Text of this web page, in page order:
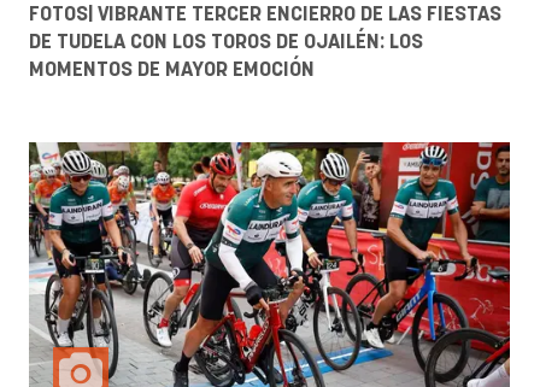
FOTOS| VIBRANTE TERCER ENCIERRO DE LAS FIESTAS
DE TUDELA CON LOS TOROS DE OJAILÉN: LOS
MOMENTOS DE MAYOR EMOCIÓN